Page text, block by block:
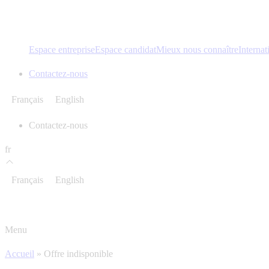
Espace entrepriseEspace candidatMieux nous connaître
Contactez-nous
Français English
Contactez-nous
fr
Français English
Menu
Accueil » Offre indisponible